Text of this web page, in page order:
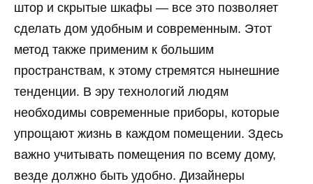
штор и скрытые шкафы — все это позволяет
сделать дом удобным и современным. Этот
метод также применим к большим
пространствам, к этому стремятся нынешние
тенденции. В эру технологий людям
необходимы современные приборы, которые
упрощают жизнь в каждом помещении. Здесь
важно учитывать помещения по всему дому,
везде должно быть удобно. Дизайнеры